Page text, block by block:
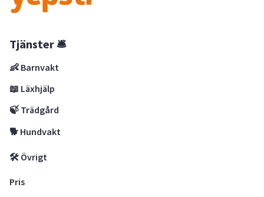
Tjänster 🛎
👶 Barnvakt
📖 Läxhjälp
🍃 Trädgård
🐕 Hundvakt
🛠 Övrigt
Pris